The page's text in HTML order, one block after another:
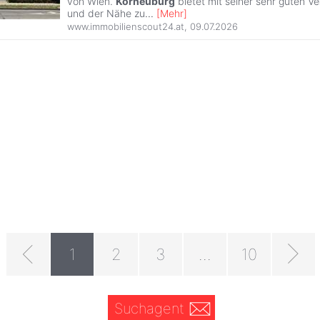
und der Nähe zu... [Mehr]
www.immobilienscout24.at 09.07.2026
1 2 3 10
Suchagent